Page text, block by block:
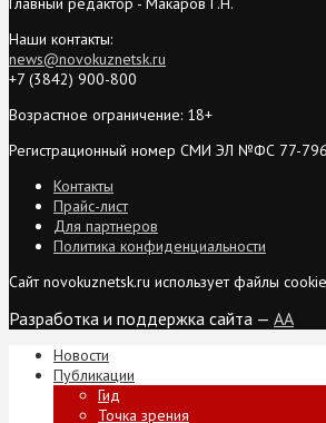
Наши контакты:
news@novokuznetsk.ru
+7 (3842) 900-800
Возрастное ограничение: 18+
Регистрационный номер СМИ ЭЛ №ФС 77-
Контакты
Прайс-лист
Для партнеров
Политика конфиденциальности
Сайт novokuznetsk.ru использует файлы
Разработка и поддержка сайта — AA
Новости
Публикации
Гид
Точка зрения